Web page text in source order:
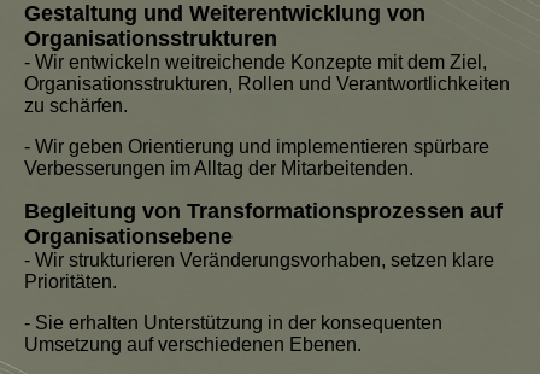
Gestaltung und Weiterentwicklung von
Organisationsstrukturen
- Wir entwickeln weitreichende Konzepte mit dem Ziel,
Organisationsstrukturen, Rollen und Verantwortlichkeiten
zu schärfen.
- Wir geben Orientierung und implementieren spürbare
Verbesserungen im Alltag der Mitarbeitenden.
Begleitung von Transformationsprozessen auf
Organisationsebene
- Wir strukturieren Veränderungsvorhaben, setzen klare
Prioritäten.
- Sie erhalten Unterstützung in der konsequenten
Umsetzung auf verschiedenen Ebenen.